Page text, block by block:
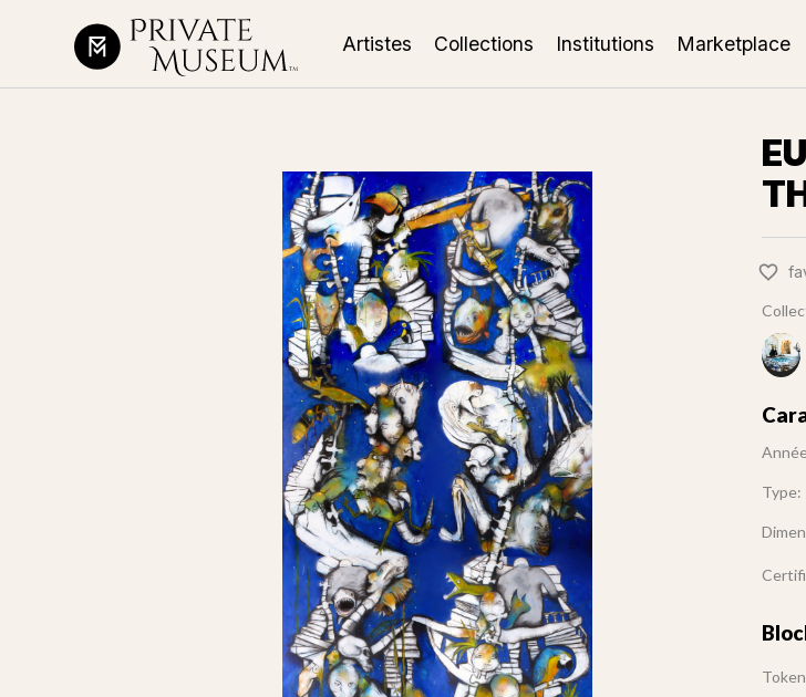
Artistes Collections Institutions Marketplace
Type: